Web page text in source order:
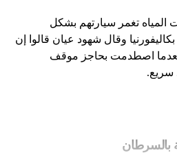
المياه تغمر سيارتهم بشكل
وقال شهود عيان قالوا إن
اصطدمت بحاجز موقف
سريع.
بالسرطان